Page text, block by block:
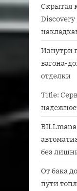
Скрытая
Discovery
Изнутри
вагона-
отделки
Title:
без
От бака
пути